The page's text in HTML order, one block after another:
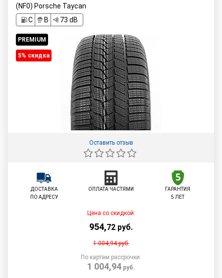
(NF0) Porsche Taycan
C
B 73 dB
PREMIUM
5% cкидка
Оставить отзыв
ДОСТАВКА
ПО АДРЕСУ
ОПЛАТА ЧАСТЯМИ
ГАРАНТИЯ
5 ЛЕТ
Цена со скидкой:
954,72 руб.
1 004,94руб.
По картам рассрочки:
1 004,94руб.